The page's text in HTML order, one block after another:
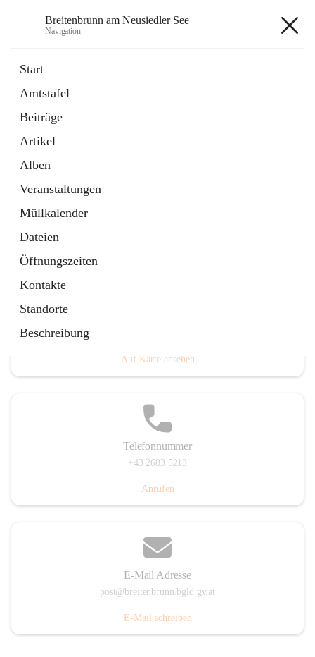
Breitenbrunn am Neusiedler See
Navigation
Start
Amtstafel
Beiträge
Artikel
Alben
Veranstaltungen
Müllkalender
Dateien
Öffnungszeiten
Kontakte
Standorte
Beschreibung
18 Schnellzugriffe
Gemeindeservice
Auf Karte ansehen
Telefonnummer
+43 2683 5213
Anrufen
E-Mail Adresse
post@breitenbrunn.bgld.gv.at
E-Mail schreiben